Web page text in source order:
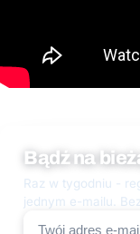
Bądź na
Raz w tygodniu -
jednym e-mailu.